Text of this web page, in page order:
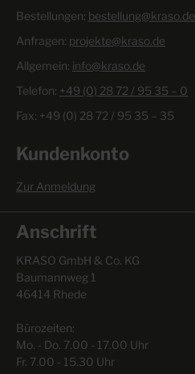
Bestellungen: bestellung@kraso.de
Anfragen: projekte@kraso.de
Allgemein: info@kraso.de
Telefon: +49 (0) 28 72 / 95 35 – 0
Fax: +49 (0) 28 72 / 95 35 – 35
Kundenkonto
Zur Anmeldung
Anschrift
KRASO GmbH & Co. KG
Baumannweg 1
46414 Rhede
Bürozeiten:
Mo. - Do. 7.00 - 17.00 Uhr
Fr. 7.00 - 15.30 Uhr